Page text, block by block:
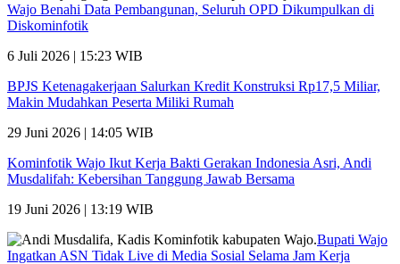
Wajo Benahi Data Pembangunan, Seluruh OPD Dikumpulkan di
Diskominfotik
6 Juli 2026 | 15:23 WIB
BPJS Ketenagakerjaan Salurkan Kredit Konstruksi Rp17,5 Miliar,
Makin Mudahkan Peserta Miliki Rumah
29 Juni 2026 | 14:05 WIB
Kominfotik Wajo Ikut Kerja Bakti Gerakan Indonesia Asri, Andi
Musdalifah: Kebersihan Tanggung Jawab Bersama
19 Juni 2026 | 13:19 WIB
Bupati Wajo
Ingatkan ASN Tidak Live di Media Sosial Selama Jam Kerja